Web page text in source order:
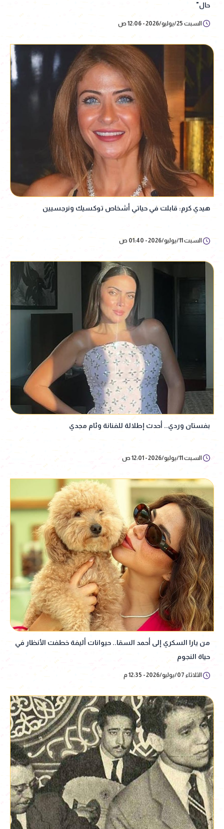
حال"
السبت 25/يوليو/2026 - 12:06 ص
هيدي كرم: قابلت في حياتي أشخاص توكسيك ونرجسيين
السبت 11/يوليو/2026 - 01:40 ص
بفستان وردي.. أحدث إطلالة للفنانة وئام مجدي
السبت 11/يوليو/2026 - 12:01 ص
من يارا السكري إلى أحمد السقا.. حيوانات أليفة خطفت الأنظار في
حياة النجوم
الثلاثاء 07/يوليو/2026 - 12:35 م